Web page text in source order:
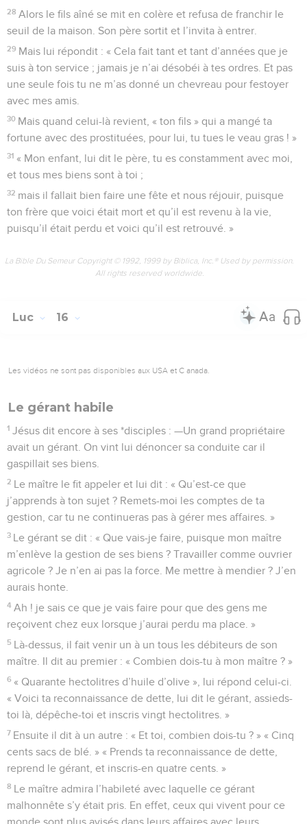
28 Alors le fils aîné se mit en colère et refusa de franchir le
seuil de la maison. Son père sortit et l’invita à entrer.
29 Mais lui répondit : « Cela fait tant et tant d’années que je
suis à ton service ; jamais je n’ai désobéi à tes ordres. Et pas
une seule fois tu ne m’as donné un chevreau pour festoyer
avec mes amis.
30 Mais quand celui-là revient, « ton fils » qui a mangé ta
fortune avec des prostituées, pour lui, tu tues le veau gras ! »
31 « Mon enfant, lui dit le père, tu es constamment avec moi,
et tous mes biens sont à toi ;
32 mais il fallait bien faire une fête et nous réjouir, puisque
ton frère que voici était mort et qu’il est revenu à la vie,
puisqu’il était perdu et voici qu’il est retrouvé. »
La Bible Du Semeur Copyright © 1992, 1999 by Biblica, Inc.® Used by permission.
All rights reserved worldwide.
Luc 16
Les vidéos ne sont pas disponibles aux USA et C anada.
Le gérant habile
1 Jésus dit encore à ses *disciples : —Un grand propriétaire
avait un gérant. On vint lui dénoncer sa conduite car il
gaspillait ses biens.
2 Le maître le fit appeler et lui dit : « Qu’est-ce que
j’apprends à ton sujet ? Remets-moi les comptes de ta
gestion, car tu ne continueras pas à gérer mes affaires. »
3 Le gérant se dit : « Que vais-je faire, puisque mon maître
m’enlève la gestion de ses biens ? Travailler comme ouvrier
agricole ? Je n’en ai pas la force. Me mettre à mendier ? J’en
aurais honte.
4 Ah ! je sais ce que je vais faire pour que des gens me
reçoivent chez eux lorsque j’aurai perdu ma place. »
5 Là-dessus, il fait venir un à un tous les débiteurs de son
maître. Il dit au premier : « Combien dois-tu à mon maître ? »
6 « Quarante hectolitres d’huile d’olive », lui répond celui-ci.
« Voici ta reconnaissance de dette, lui dit le gérant, assieds-
toi là, dépêche-toi et inscris vingt hectolitres. »
7 Ensuite il dit à un autre : « Et toi, combien dois-tu ? » « Cinq
cents sacs de blé. » « Prends ta reconnaissance de dette,
reprend le gérant, et inscris-en quatre cents. »
8 Le maître admira l’habileté avec laquelle ce gérant
malhonnête s’y était pris. En effet, ceux qui vivent pour ce
monde sont plus avisés dans leurs affaires avec leurs